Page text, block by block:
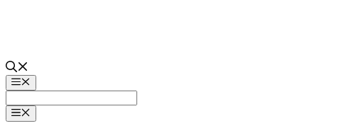
Menü
Menü